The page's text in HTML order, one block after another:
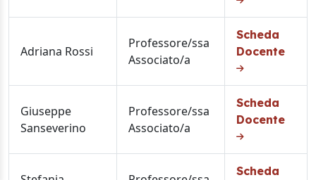
Adriana Rossi
Professore/ssa
Associato/a
Scheda
Docente
Giuseppe
Sanseverino
Professore/ssa
Associato/a
Scheda
Docente
Scheda